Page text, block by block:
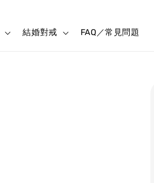
結婚對戒 FAQ／常見問題